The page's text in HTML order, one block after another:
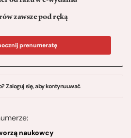
zawsze pod ręką
prenumeratę
Zaloguj się, aby kontynuuwać
naukowcy